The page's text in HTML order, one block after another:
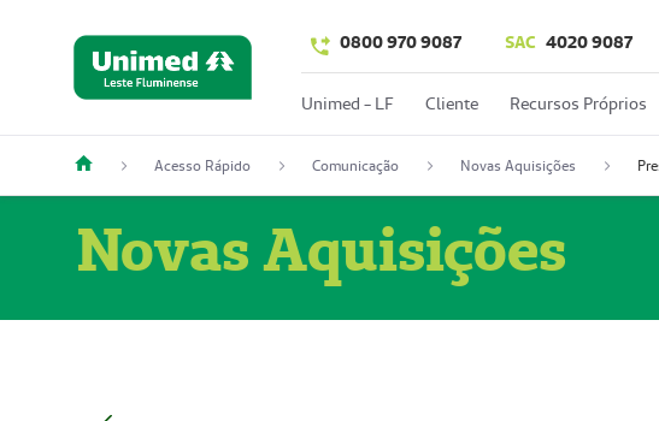
0800 970 9087 SAC 4020 9087
Unimed - LF Cliente Recursos Próprios
Acesso Rápido Comunicação Novas Aquisições
Novas Aquisições